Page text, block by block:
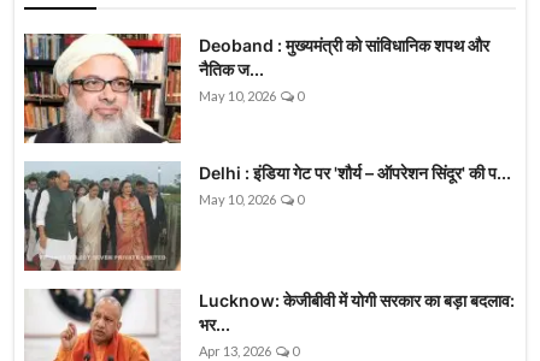
Deoband : मुख्यमंत्री को सांविधानिक शपथ और
नैतिक ज...
May 10, 2026 0
Delhi : इंडिया गेट पर 'शौर्य – ऑपरेशन सिंदूर' की प...
May 10, 2026 0
Lucknow: केजीबीवी में योगी सरकार का बड़ा बदलाव:
भर...
Apr 13, 2026 0